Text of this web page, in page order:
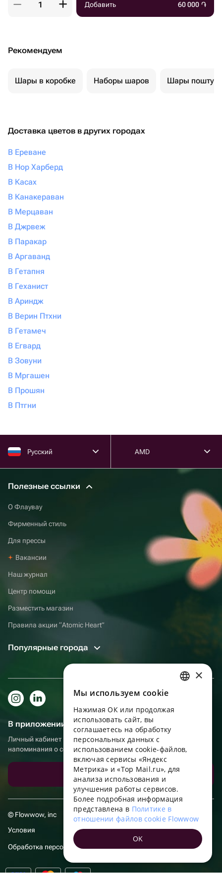
Добавить 60 000 ֏
Рекомендуем
Шары в коробке Наборы шаров Шары
Доставка цветов в других городах
В Ереване
В Нор Харберд
В Касах
В Канакераван
В Мерцаван
В Джрвеж
В Паракар
В Аргаванд
В Гетапня
В Геханист
В Ариндж
В Верин Птхни
В Гетамеч
В Егвард
В Зовуни
В Мргашен
В Прошян
В Птгни
Русский AMD
Полезные ссылки
О Флаувау
Фирменный стиль
Для прессы
Вакансии
Наш журнал
Центр помощи
Разместить магазин
Правила акции “Atomic Heart”
Популярные города
В приложении еще удобнее!
Личный кабинет получателя, больше бонусов за покупки и
напоминания о событиях
Скачать приложение
© Flowwow, inc
Условия
Обработка персональных данных
ENGLISH
UKRAINIAN
PORTUGUESE
FRENCH
TURKISH
POLISH
×
Мы используем сookie
Нажимая ОК или продолжая
использовать сайт, вы
соглашаетесь на обработку
персональных данных с
использованием cookie-файлов,
включая сервисы «Яндекс
Метрика» и «Top Mail.ru», для
анализа использования и
улучшения работы сервисов.
Более подробная информация
представлена в Политике в
отношении файлов cookie Flowwow
OK